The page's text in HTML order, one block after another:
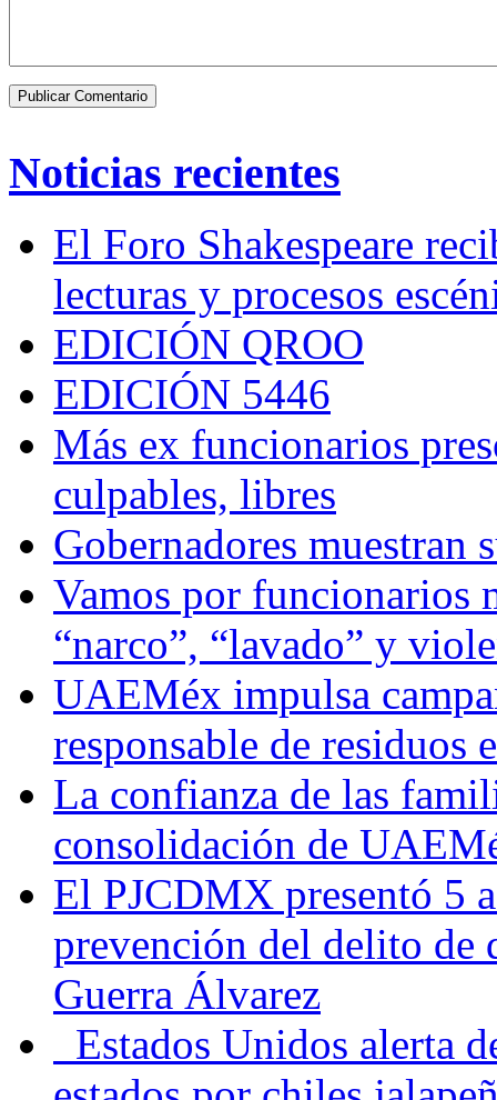
Noticias recientes
El Foro Shakespeare
lecturas y procesos
EDICIÓN QROO
EDICIÓN 5446
Más ex funcionarios
culpables, libres
Gobernadores muestran
Vamos por funcionarios
“narco”, “lavado” y
UAEMéx impulsa
responsable de residuos
La confianza de las
consolidación de
El PJCDMX presentó 5
prevención del delito de
Guerra Álvarez
Estados Unidos alerta